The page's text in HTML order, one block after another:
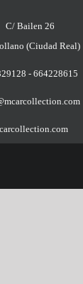
C/ Bailen 26
(Ciudad Real)
- 664228615